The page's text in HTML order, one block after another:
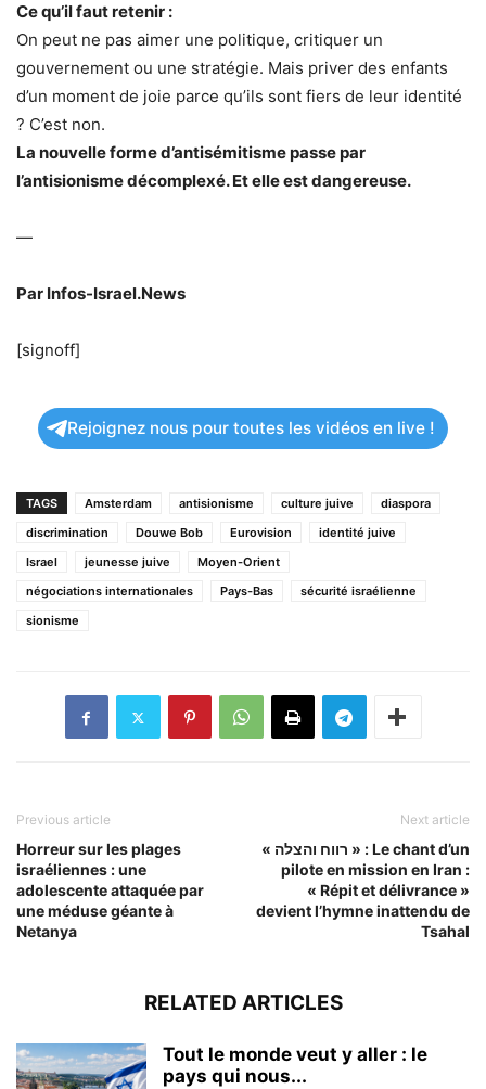
Ce qu’il faut retenir :
On peut ne pas aimer une politique, critiquer un
gouvernement ou une stratégie. Mais priver des enfants
d’un moment de joie parce qu’ils sont fiers de leur identité
? C’est non.
La nouvelle forme d’antisémitisme passe par
l’antisionisme décomplexé. Et elle est dangereuse.
—
Par Infos-Israel.News
[signoff]
Rejoignez nous pour toutes les vidéos en live !
TAGS Amsterdam antisionisme culture juive
diaspora
discrimination
Douwe Bob Eurovision
identité juive
Israel
jeunesse juive
Moyen-Orient
négociations internationales
Pays-Bas
sécurité israélienne
sionisme
Previous article
Horreur sur les plages
israéliennes : une
adolescente attaquée par
une méduse géante à
Netanya
Next article
« רווח והצלה » : Le chant d’un
pilote en mission en Iran :
« Répit et délivrance »
devient l’hymne inattendu de
Tsahal
RELATED ARTICLES
Tout le monde veut y aller : le
pays qui nous...